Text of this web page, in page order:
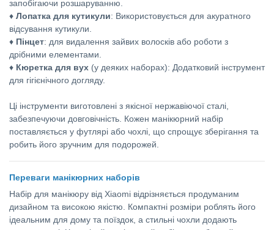
запобігаючи розшаруванню.
♦ Лопатка для кутикули: Використовується для акуратного
відсування кутикули.
♦ Пінцет: для видалення зайвих волосків або роботи з
дрібними елементами.
♦ Кюретка для вух (у деяких наборах): Додатковий інструмент
для гігієнічного догляду.
Ці інструменти виготовлені з якісної нержавіючої сталі,
забезпечуючи довговічність. Кожен манікюрний набір
поставляється у футлярі або чохлі, що спрощує зберігання та
робить його зручним для подорожей.
Переваги манікюрних наборів
Набір для манікюру від Xiaomi відрізняється продуманим
дизайном та високою якістю. Компактні розміри роблять його
ідеальним для дому та поїздок, а стильні чохли додають